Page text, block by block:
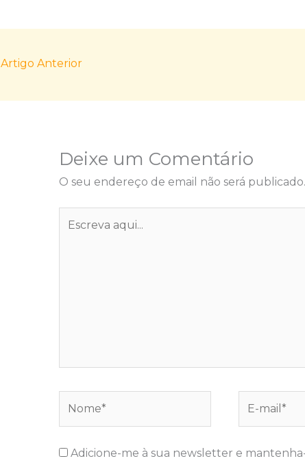
Artigo Anterior
Deixe um Comentário
O seu endereço de email não será publicado.
aqui...
mail*
Adicione-me à sua newsletter e